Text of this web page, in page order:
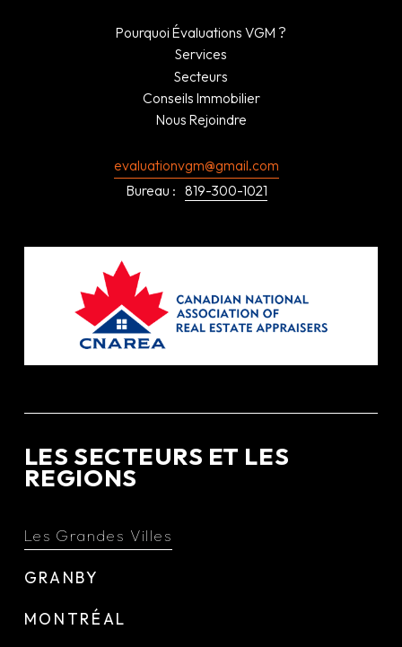
Pourquoi Évaluations VGM ?
Services
Secteurs
Conseils Immobilier
Nous Rejoindre
evaluationvgm@gmail.com
Bureau : 819-300-1021
LES SECTEURS ET LES
REGIONS
Les Grandes Villes
GRANBY
MONTRÉAL